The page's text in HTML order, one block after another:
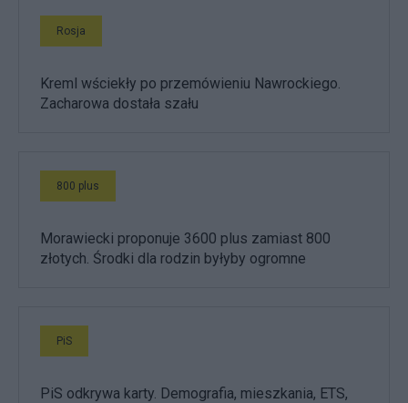
Rosja
Kreml wściekły po przemówieniu Nawrockiego.
Zacharowa dostała szału
800 plus
Morawiecki proponuje 3600 plus zamiast 800
złotych. Środki dla rodzin byłyby ogromne
PiS
PiS odkrywa karty. Demografia, mieszkania, ETS,